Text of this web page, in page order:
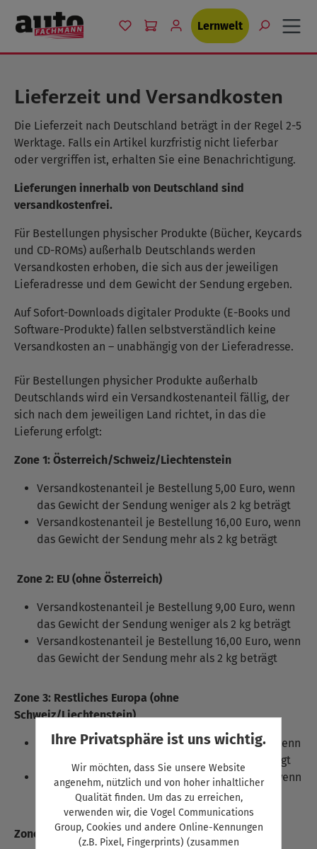
Zum Hauptinhalt springen
Du hast 0 Produkte auf dem
Lernwelt
Lieferzeit und Versandkosten
Die Lieferzeit nach Deutschland beträgt in der Regel 2-5
Werktage. Falls ein Artikel kurzfristig nicht lieferbar
oder vergriffen ist, erhalten Sie eine Benachrichtigung.
Lieferungen innerhalb von Deutschland sind
versandkostenfrei.
Für Bestellungen physischer Produkte (Bücher, Keycards
und CD-ROMs) außerhalb Deutschlands werden
Versandkosten erhoben, die sich aus der jeweiligen
Lieferadresse und dem Gewicht der Sendung ergeben.
Auf Sofort-Downloads digitaler Produkte (E-Books und
Software-Produkte) fallen selbstverständlich keine
Versandkosten an – unabhängig von der Lieferadresse.
Für Bestellungen physicher Produkte außerhalb
Deutschlands wird ein Versandkostenanteil fällig, der
sich nach dem jeweiligen Land richtet, in das die
Lieferung erfolgt:
Zone 1: Österreich/Schweiz/Liechtenstein
Versandkostenanteil je Bestellung 5,00 Euro, wenn
das Gewicht der Sendung weniger als 2 kg beträgt
Versandkostenanteil je Bestellung 16,00 Euro, wenn
das Gewicht der Sendung mehr als 2 kg beträgt
Zone 2: EU (ohne Österreich)
Versandkostenanteil je Bestellung 9,00 Euro, wenn
das Gewicht der Sendung weniger als 2 kg beträgt
Versandkostenanteil je Bestellung 16,00 Euro, wenn
das Gewicht der Sendung mehr als 2 kg beträgt
Zone 3: Restliches Europa (ohne
Schweiz/Liechtenstein)
Versandkostenanteil je Bestellung 16,00 Euro, wenn
das Gewicht der Sendung weniger als 2 kg beträgt
Versandkostenanteil je Bestellung 30,00 Euro, wenn
das Gewicht der Sendung mehr als 2 kg beträgt
Zone 4: Welt
Ihre Privatsphäre ist uns wichtig.
Wir möchten, dass Sie unsere Website
angenehm, nützlich und von hoher inhaltlicher
Qualität finden. Um das zu erreichen,
verwenden wir, die Vogel Communications
Group, Cookies und andere Online-Kennungen
(z.B. Pixel, Fingerprints) (zusammen